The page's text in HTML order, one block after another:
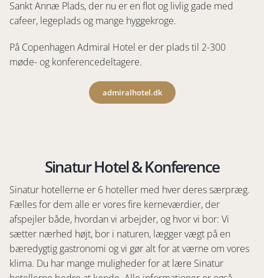
Sankt Annæ Plads, der nu er en flot og livlig gade med
cafeer, legeplads og mange hyggekroge.
På Copenhagen Admiral Hotel er der plads til 2-300
møde- og konferencedeltagere.
admiralhotel.dk
Sinatur Hotel & Konference
Sinatur hotellerne er 6 hoteller med hver deres særpræg.
Fælles for dem alle er vores fire kerneværdier, der
afspejler både, hvordan vi arbejder, og hvor vi bor: Vi
sætter nærhed højt, bor i naturen, lægger vægt på en
bæredygtig gastronomi og vi gør alt for at værne om vores
klima. Du har mange muligheder for at lære Sinatur